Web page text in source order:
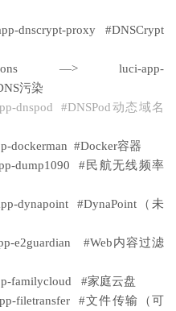
dnscrypt-proxy #DNSCrypt
—> luci-app-
污染
dnspod #DNSPod动态域名
dockerman #Docker容器
dump1090 #民航无线频率
dynapoint #DynaPoint（未
e2guardian #Web内容过滤
familycloud #家庭云盘
filetransfer #文件传输（可